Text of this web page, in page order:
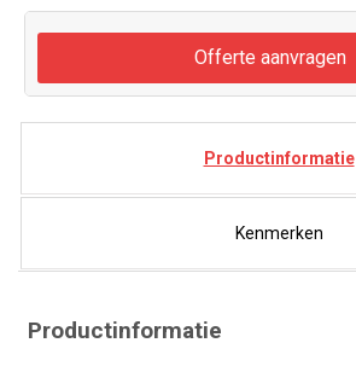
Offerte aanvragen
Productinformatie
Kenmerken
Productinformatie